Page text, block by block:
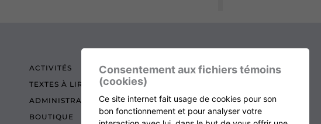
ACTIVITÉS
TEXTES À LIRE
ADMINISTRATION
BOUTIQUE
Consentement aux fichiers témoins
(cookies)
Ce site internet fait usage de cookies pour son
bon fonctionnement et pour analyser votre